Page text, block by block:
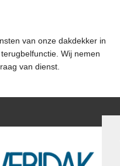
van onze dakdekker in
Wij nemen
van dienst.